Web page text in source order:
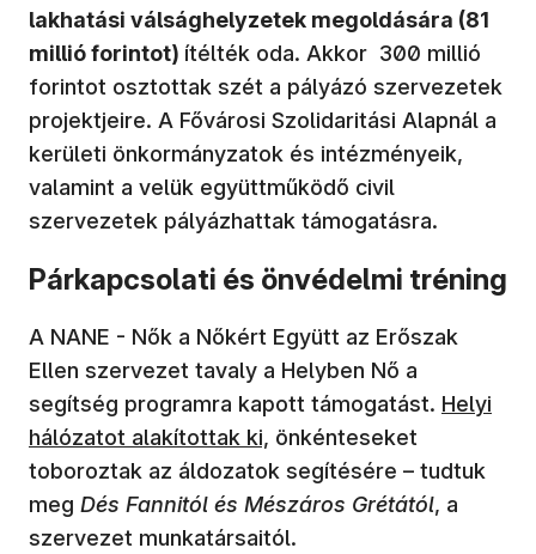
lakhatási válsághelyzetek megoldására (81
millió forintot) ítélték oda. Akkor 300 millió
forintot osztottak szét a pályázó szervezetek
projektjeire. A Fővárosi Szolidaritási Alapnál a
kerületi önkormányzatok és intézményeik,
valamint a velük együttműködő civil
szervezetek pályázhattak támogatásra.
Párkapcsolati és önvédelmi tréning
A NANE - Nők a Nőkért Együtt az Erőszak
Ellen szervezet tavaly a Helyben Nő a
segítség programra kapott támogatást. Helyi
hálózatot alakítottak ki, önkénteseket
toboroztak az áldozatok segítésére – tudtuk
meg Dés Fannitól és Mészáros Grétától, a
szervezet munkatársaitól.